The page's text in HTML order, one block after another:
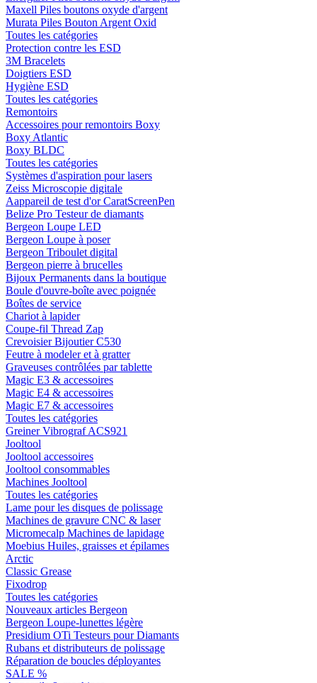
Maxell Piles boutons oxyde d'argent
Murata Piles Bouton Argent Oxid
Toutes les catégories
Protection contre les ESD
3M Bracelets
Doigtiers ESD
Hygiène ESD
Toutes les catégories
Remontoirs
Accessoires pour remontoirs Boxy
Boxy Atlantic
Boxy BLDC
Toutes les catégories
Systèmes d'aspiration pour lasers
Zeiss Microscopie digitale
Aappareil de test d'or CaratScreenPen
Belize Pro Testeur de diamants
Bergeon Loupe LED
Bergeon Loupe à poser
Bergeon Triboulet digital
Bergeon pierre à brucelles
Bijoux Permanents dans la boutique
Boule d'ouvre-boîte avec poignée
Boîtes de service
Chariot à lapider
Coupe-fil Thread Zap
Crevoisier Bijoutier C530
Feutre à modeler et à gratter
Graveuses contrôlées par tablette
Magic E3 & accessoires
Magic E4 & accessoires
Magic E7 & accessoires
Toutes les catégories
Greiner Vibrograf ACS921
Jooltool
Jooltool accessoires
Jooltool consommables
Machines Jooltool
Toutes les catégories
Lame pour les disques de polissage
Machines de gravure CNC & laser
Micromecalp Machines de lapidage
Moebius Huiles, graisses et épilames
Arctic
Classic Grease
Fixodrop
Toutes les catégories
Nouveaux articles Bergeon
Bergeon Loupe-lunettes légère
Presidium OTi Testeurs pour Diamants
Rubans et distributeurs de polissage
Réparation de boucles déployantes
SALE %